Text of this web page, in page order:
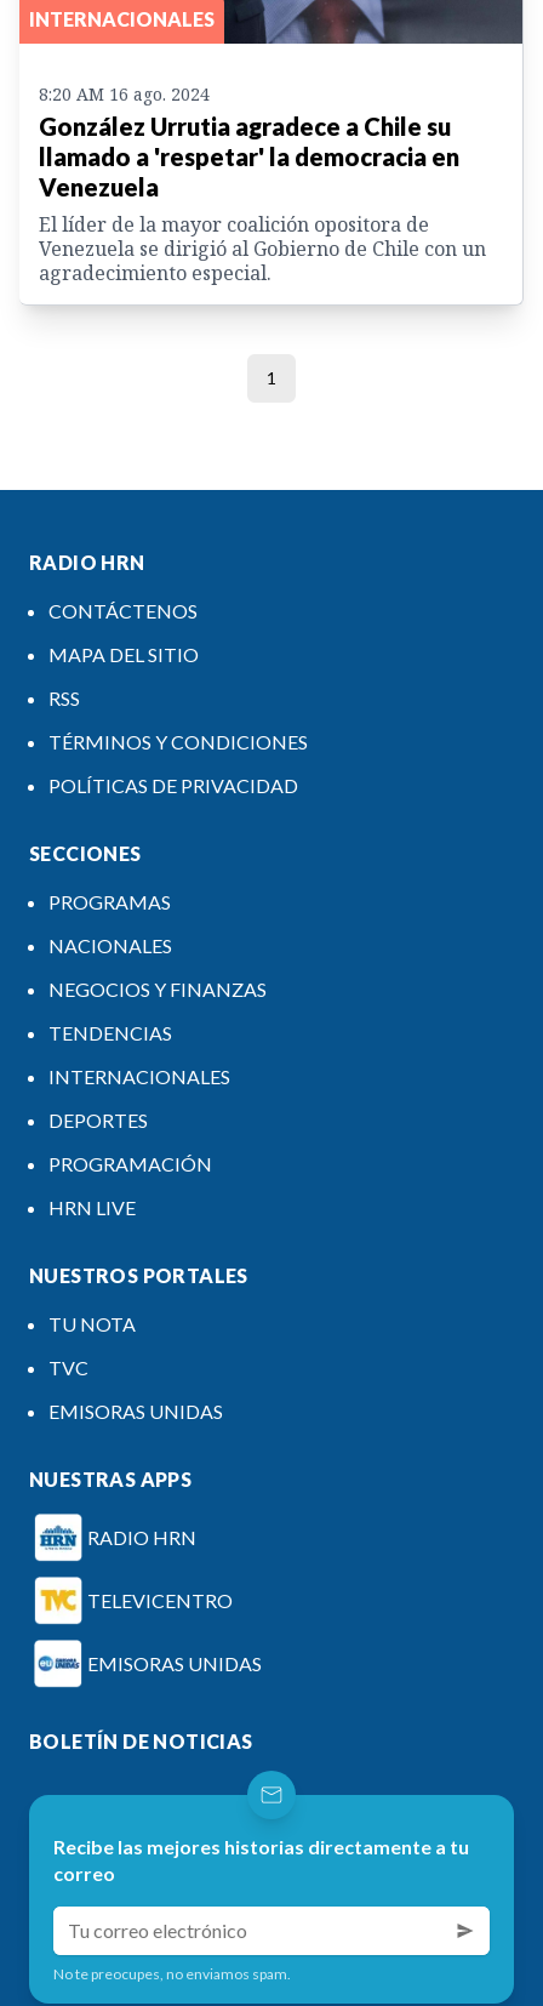
INTERNACIONALES
8:20 AM 16 ago. 2024
González Urrutia agradece a Chile su
llamado a 'respetar' la democracia en
Venezuela
El líder de la mayor coalición opositora de
Venezuela se dirigió al Gobierno de Chile con un
agradecimiento especial.
1
RADIO HRN
CONTÁCTENOS
MAPA DEL SITIO
RSS
TÉRMINOS Y CONDICIONES
POLÍTICAS DE PRIVACIDAD
SECCIONES
PROGRAMAS
NACIONALES
NEGOCIOS Y FINANZAS
TENDENCIAS
INTERNACIONALES
DEPORTES
PROGRAMACIÓN
HRN LIVE
NUESTROS PORTALES
TU NOTA
TVC
EMISORAS UNIDAS
NUESTRAS APPS
RADIO HRN
TELEVICENTRO
EMISORAS UNIDAS
BOLETÍN DE NOTICIAS
Recibe las mejores historias directamente a tu
correo
No te preocupes, no enviamos spam.